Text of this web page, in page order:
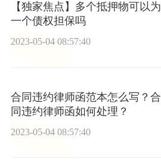
【独家焦点】多个抵押物可以为
一个债权担保吗
2023-05-04 08:57:40
合同违约律师函范本怎么写？合
同违约律师函如何处理？
2023-05-04 08:57:40